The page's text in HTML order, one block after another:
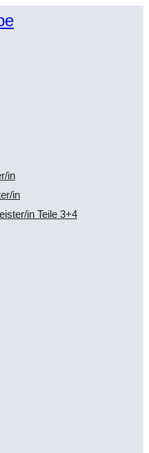
in
in
in Teile 3+4